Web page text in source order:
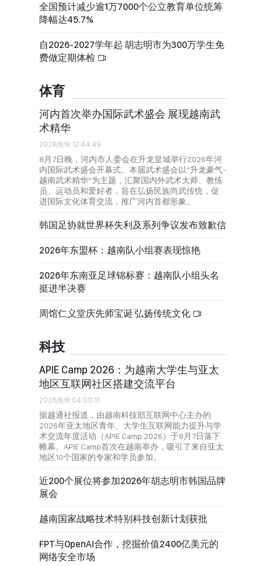
全国预计减少逾1万7000个公立教育单位统筹
降幅达45.7%
自2026-2027学年起 胡志明市为300万学生免
费做定期体检
体育
河内首次举办国际武术盛会 展现越南武
术精华
2026/8/8 12:44:49
8月7日晚，河内市人委会在升龙皇城举行2026年河
内国际武术盛会开幕式。本届武术盛会以“升龙豪气-
越南武术精华”为主题，汇聚国内外武术大师、教练
员、运动员和爱好者，旨在弘扬民族尚武传统，促
进国际文化体育交流，推广河内首都形象。
韩国足协就世界杯失利及系列争议发布致歉信
2026年东盟杯：越南队小组赛表现惊艳
2026年东南亚足球锦标赛：越南队小组头名
挺进半决赛
周馆仁义堂庆先师宝诞 弘扬传统文化
科技
APIE Camp 2026：为越南大学生与亚太
地区互联网社区搭建交流平台
2026/8/8 04:00:11
据越通社报道，由越南科技部互联网中心主办的
2026年亚太地区青年、大学生互联网能力提升与学
术交流年度活动（APIE Camp 2026）于8月7日落下
帷幕。APIE Camp首次在越南举办，吸引了来自亚太
地区10个国家的专家和学员参加。
近200个展位将参加2026年胡志明市韩国品牌
展会
越南国家战略技术特别科技创新计划获批
FPT与OpenAI合作，挖掘价值2400亿美元的
网络安全市场